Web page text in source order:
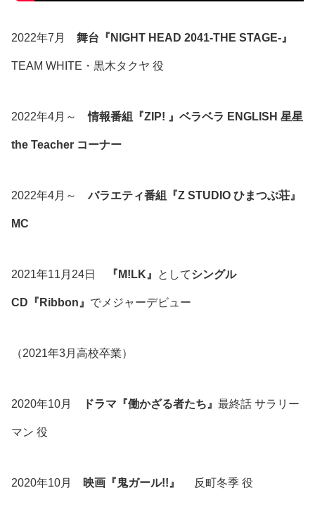
2022年7月 舞台『NIGHT HEAD 2041-THE STAGE-』
TEAM WHITE・黒木タクヤ 役
2022年4月～情報番組『ZIP! 』ベラベラ ENGLISH 星星
the Teacher コーナー
2022年4月～バラエティ番組『Z STUDIO ひまつぶ荘』
MC
2021年11月24日 『M!LK』 としてシングル
CD『Ribbon』 でメジャーデビュー
（2021年3月高校卒業）
2020年10月 ドラマ『働かざる者たち』 最終話 サラリー
マン 役
2020年10月 映画『鬼ガール!!』 反町冬季 役